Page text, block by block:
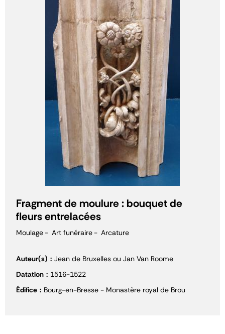
Fragment de moulure : bouquet de
fleurs entrelacées
Moulage Art funéraire Arcature
Auteur(s)
Jean de Bruxelles ou Jan Van Roome
Datation
1516-1522
Édifice
Bourg-en-Bresse - Monastère royal de Brou